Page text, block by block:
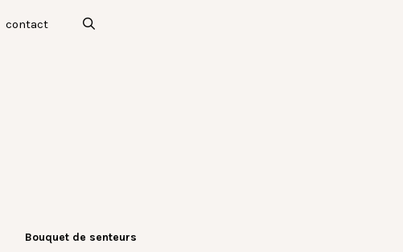
contact
Bouquet de senteurs